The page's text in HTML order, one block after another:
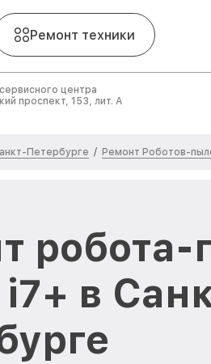
Ремонт техники
центра
проспект, 153, лит. А
Петербурге / Ремонт Роботов-
робота-
в